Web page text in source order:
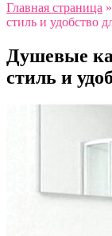
Главная страница »
стиль и удобство
Душевые
стиль и